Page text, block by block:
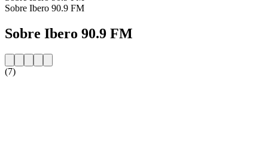
Sobre Ibero 90.9 FM
Sobre Ibero 90.9 FM
(7)